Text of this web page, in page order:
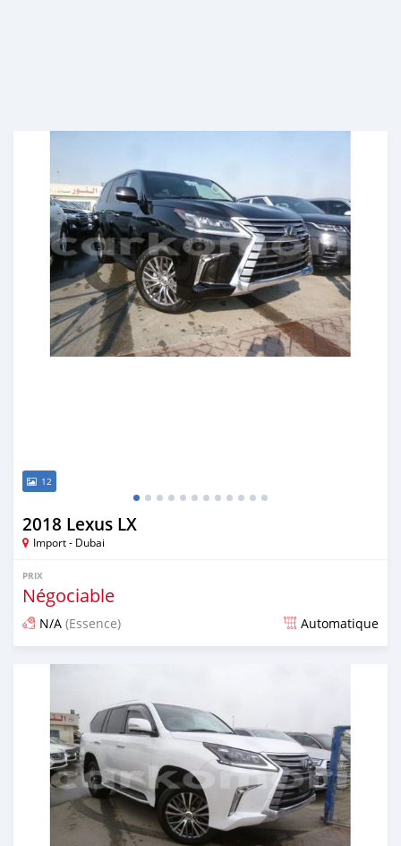
12
2018 Lexus LX
Import - Dubai
PRIX
Négociable
N/A (Essence) Automatique
Publié il y a presque 7 ans